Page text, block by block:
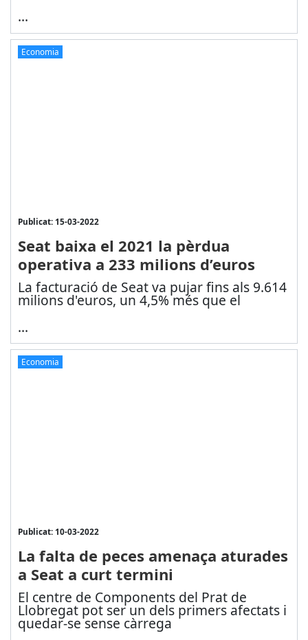
...
Economia
Publicat: 15-03-2022
Seat baixa el 2021 la pèrdua
operativa a 233 milions d’euros
La facturació de Seat va pujar fins als 9.614
milions d'euros, un 4,5% més que el
...
Economia
Publicat: 10-03-2022
La falta de peces amenaça aturades
a Seat a curt termini
El centre de Components del Prat de
Llobregat pot ser un dels primers afectats i
quedar-se sense càrrega